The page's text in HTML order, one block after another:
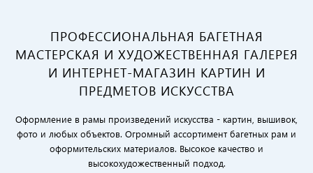
ПРОФЕССИОНАЛЬНАЯ БАГЕТНАЯ
МАСТЕРСКАЯ И ХУДОЖЕСТВЕННАЯ ГАЛЕРЕЯ
И ИНТЕРНЕТ-МАГАЗИН КАРТИН И
ПРЕДМЕТОВ ИСКУССТВА
Оформление в рамы произведений искусства - картин, вышивок,
фото и любых объектов. Огромный ассортимент багетных рам и
оформительских материалов. Высокое качество и
высокохудожественный подход.